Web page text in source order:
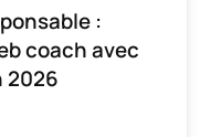
:
coach avec
2026